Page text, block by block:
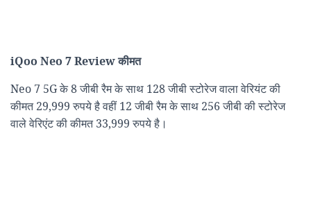
iQoo Neo 7 Review कीमत
Neo 7 5G के 8 जीबी रैम के साथ 128 जीबी स्टोरेज वाला वेरियंट की
कीमत 29,999 रुपये है वहीं 12 जीबी रैम के साथ 256 जीबी की स्टोरेज
वाले वेरिएंट की कीमत 33,999 रुपये है।